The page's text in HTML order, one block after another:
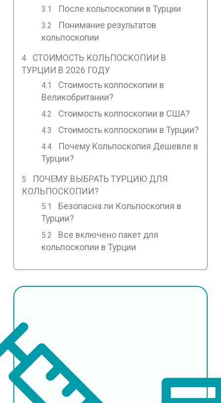
После кольпоскопии в Турции
Понимание результатов
кольпоскопии
СТОИМОСТЬ КОЛЬПОСКОПИИ В
ТУРЦИИ В 2026 ГОДУ
Стоимость колпоскопии в
Великобритании?
Стоимость колпоскопии в США?
Стоимость колпоскопии в Турции?
Почему Кольпоскопия Дешевле в
Турции?
ПОЧЕМУ ВЫБРАТЬ ТУРЦИЮ ДЛЯ
КОЛЬПОСКОПИИ?
Безопасна ли Кольпоскопия в
Турции?
Все включено пакет для
кольпоскопии в Турции